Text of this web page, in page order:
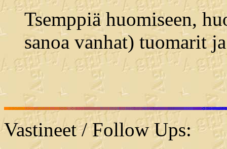
Tsemppiä huomiseen,
sanoa vanhat) tuomarit
Vastineet / Follow Ups: